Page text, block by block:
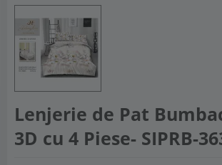
Lenjerie de Pat
3D cu 4 Piese- SIPRB-